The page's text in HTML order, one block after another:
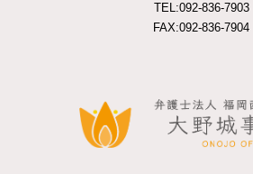
TEL:092-836-7903
FAX:092-836-7904